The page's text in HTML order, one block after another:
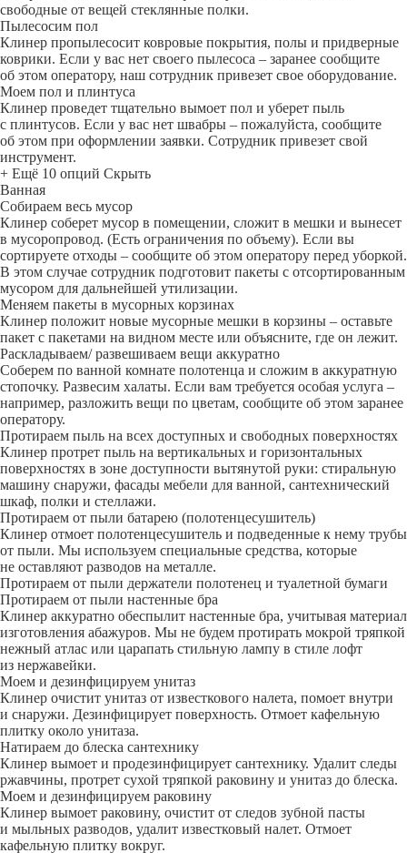
свободные от вещей стеклянные полки.
Пылесосим пол
Клинер пропылесосит ковровые покрытия, полы и придверные
коврики. Если у вас нет своего пылесоса – заранее сообщите
об этом оператору, наш сотрудник привезет свое оборудование.
Моем пол и плинтуса
Клинер проведет тщательно вымоет пол и уберет пыль
с плинтусов. Если у вас нет швабры – пожалуйста, сообщите
об этом при оформлении заявки. Сотрудник привезет свой
инструмент.
+ Ещё 10 опций Скрыть
Ванная
Собираем весь мусор
Клинер соберет мусор в помещении, сложит в мешки и вынесет
в мусоропровод. (Есть ограничения по объему). Если вы
сортируете отходы – сообщите об этом оператору перед уборкой.
В этом случае сотрудник подготовит пакеты с отсортированным
мусором для дальнейшей утилизации.
Меняем пакеты в мусорных корзинах
Клинер положит новые мусорные мешки в корзины – оставьте
пакет с пакетами на видном месте или объясните, где он лежит.
Раскладываем/ развешиваем вещи аккуратно
Соберем по ванной комнате полотенца и сложим в аккуратную
стопочку. Развесим халаты. Если вам требуется особая услуга –
например, разложить вещи по цветам, сообщите об этом заранее
оператору.
Протираем пыль на всех доступных и свободных поверхностях
Клинер протрет пыль на вертикальных и горизонтальных
поверхностях в зоне доступности вытянутой руки: стиральную
машину снаружи, фасады мебели для ванной, сантехнический
шкаф, полки и стеллажи.
Протираем от пыли батарею (полотенцесушитель)
Клинер отмоет полотенцесушитель и подведенные к нему трубы
от пыли. Мы используем специальные средства, которые
не оставляют разводов на металле.
Протираем от пыли держатели полотенец и туалетной бумаги
Протираем от пыли настенные бра
Клинер аккуратно обеспылит настенные бра, учитывая материал
изготовления абажуров. Мы не будем протирать мокрой тряпкой
нежный атлас или царапать стильную лампу в стиле лофт
из нержавейки.
Моем и дезинфицируем унитаз
Клинер очистит унитаз от известкового налета, помоет внутри
и снаружи. Дезинфицирует поверхность. Отмоет кафельную
плитку около унитаза.
Натираем до блеска сантехнику
Клинер вымоет и продезинфицирует сантехнику. Удалит следы
ржавчины, протрет сухой тряпкой раковину и унитаз до блеска.
Моем и дезинфицируем раковину
Клинер вымоет раковину, очистит от следов зубной пасты
и мыльных разводов, удалит известковый налет. Отмоет
кафельную плитку вокруг.